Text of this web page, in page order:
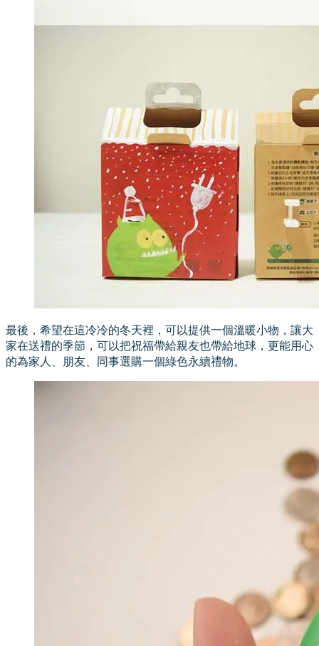
最後，希望在這冷冷的冬天裡，可以提供一個溫暖小物，讓大
家在送禮的季節，可以把祝福帶給親友也帶給地球，更能用心
的為家人、朋友、同事選購一個綠色永續禮物。